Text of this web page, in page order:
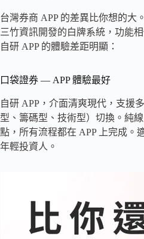
台灣券商 APP 的差異比你想的大
三竹資訊開發的白牌系統，功能
自研 APP 的體驗差距明顯：
口袋證券 — APP 體驗最好
自研 APP，介面清爽現代，支援
型、籌碼型、技術型）切換。純
點，所有流程都在 APP 上完成。
年輕投資人。